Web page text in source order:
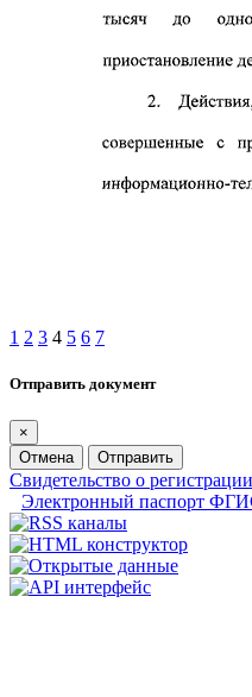
1 2 3 4 5 6 7
Отправить документ
×
Отмена
Отправить
Свидетельство о
Электронный паспорт